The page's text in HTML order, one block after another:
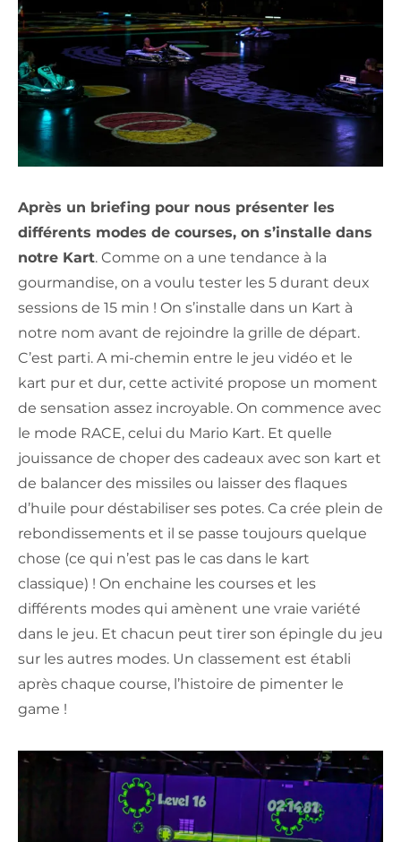
Après un briefing pour nous présenter les
différents modes de courses, on s’installe dans
notre Kart. Comme on a une tendance à la
gourmandise, on a voulu tester les 5 durant deux
sessions de 15 min ! On s’installe dans un Kart à
notre nom avant de rejoindre la grille de départ.
C’est parti. A mi-chemin entre le jeu vidéo et le
kart pur et dur, cette activité propose un moment
de sensation assez incroyable. On commence avec
le mode RACE, celui du Mario Kart. Et quelle
jouissance de choper des cadeaux avec son kart et
de balancer des missiles ou laisser des flaques
d’huile pour déstabiliser ses potes. Ca crée plein de
rebondissements et il se passe toujours quelque
chose (ce qui n’est pas le cas dans le kart
classique) ! On enchaine les courses et les
différents modes qui amènent une vraie variété
dans le jeu. Et chacun peut tirer son épingle du jeu
sur les autres modes. Un classement est établi
après chaque course, l’histoire de pimenter le
game !